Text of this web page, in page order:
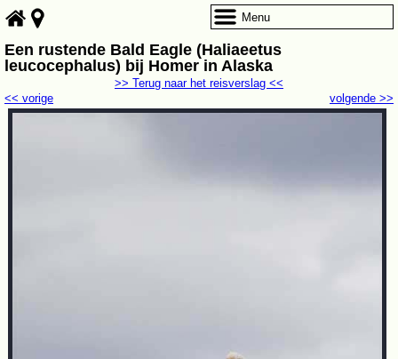
Een rustende Bald Eagle (Haliaeetus
leucocephalus) bij Homer in Alaska
volgende >>
<< vorige
>> Terug naar het reisverslag <<
Menu